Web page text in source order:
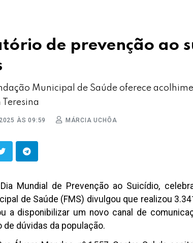
de prevenção ao
Municipal de Saúde oferece
ÀS 09:59 MÁRCIA UCHÔA
Mundial de Prevenção ao Suicídio,
de Saúde (FMS) divulgou que realizou
a disponibilizar um novo canal de
dúvidas da população.